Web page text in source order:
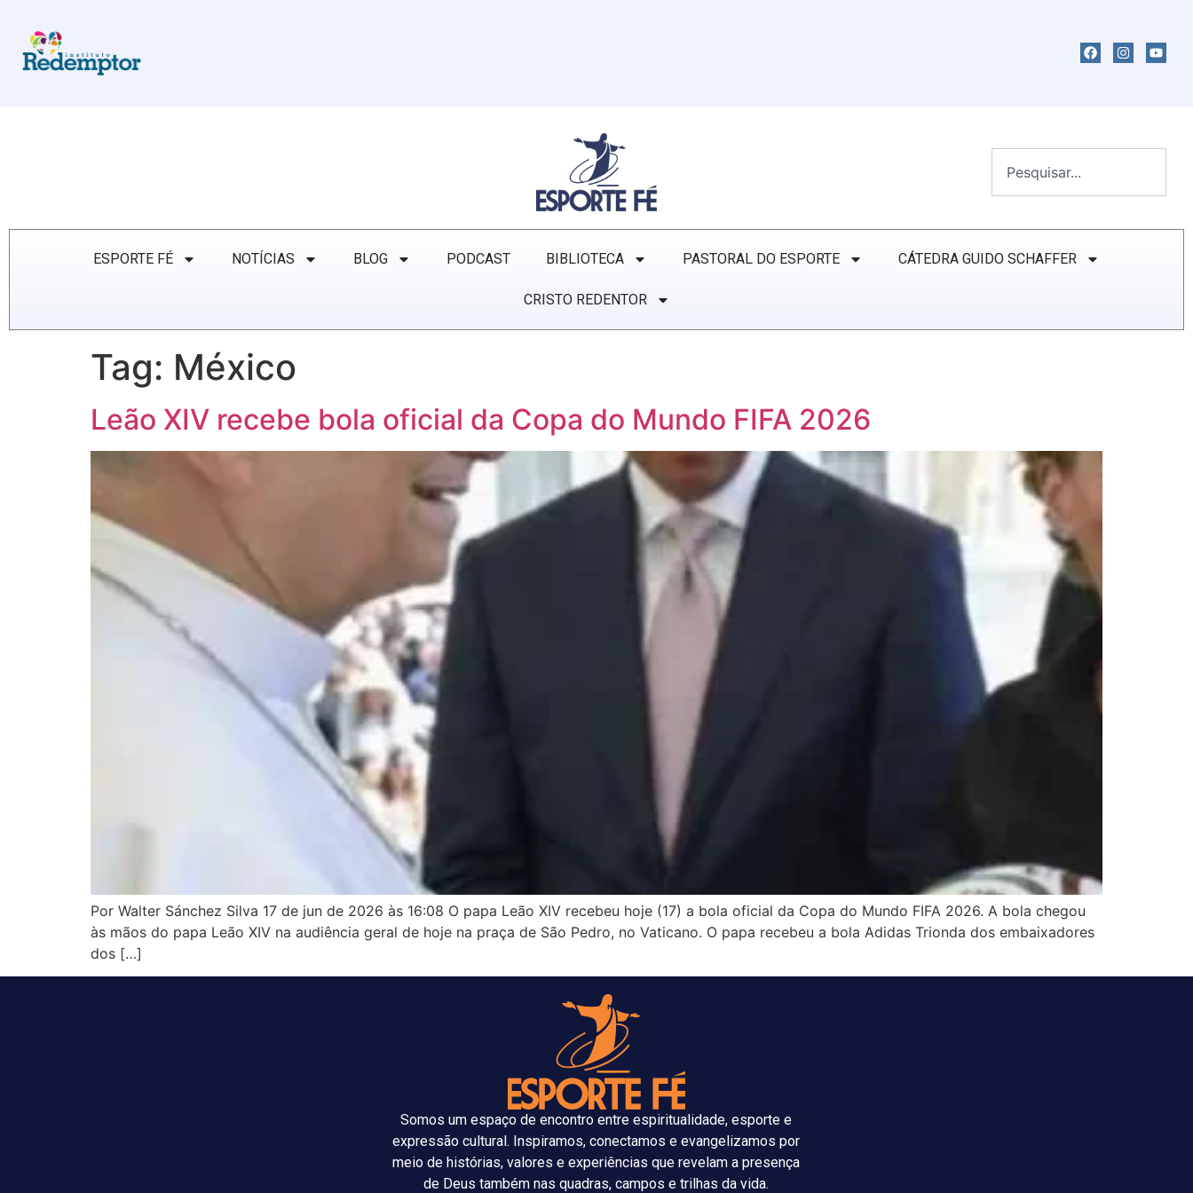
ESPORTE FÉ NOTÍCIAS BLOG PODCAST BIBLIOTECA PASTORAL DO ESPORTE CÁTEDRA GUIDO SCHAFFER
CRISTO REDENTOR
Tag: México
Leão XIV recebe bola oficial da Copa do Mundo FIFA 2026
Por Walter Sánchez Silva 17 de jun de 2026 às 16:08 O papa Leão XIV recebeu hoje (17) a bola oficial da Copa do Mundo FIFA 2026. A bola chegou
às mãos do papa Leão XIV na audiência geral de hoje na praça de São Pedro, no Vaticano. O papa recebeu a bola Adidas Trionda dos embaixadores
dos […]
Somos um espaço de encontro entre espiritualidade, esporte e
expressão cultural. Inspiramos, conectamos e evangelizamos por
meio de histórias, valores e experiências que revelam a presença
de Deus também nas quadras, campos e trilhas da vida.